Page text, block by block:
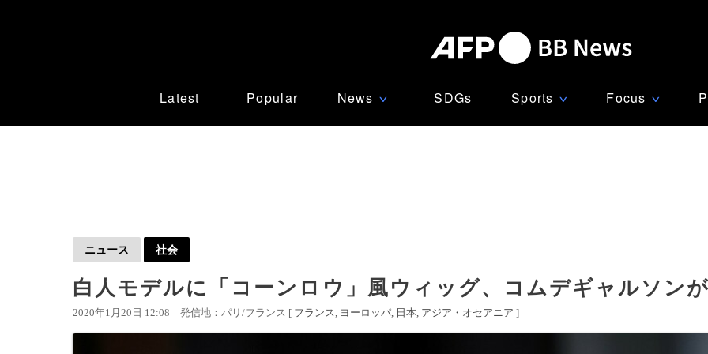
Latest Popular News ∨ SDGs Sports ∨ Focus ∨
ニュース 社会
白人モデルに「コーンロウ」風ウィッグ、コムデギャルソン
2020年1月20日 12:08 発信地：パリ/フランス [ フランス ヨーロッパ 日本 アジア・オセアニア ]